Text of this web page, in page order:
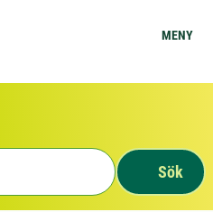
MENY
Sök